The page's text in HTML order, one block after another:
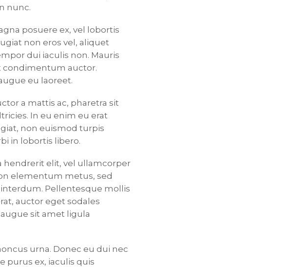
nunc.
posuere ex, vel lobortis
non eros vel, aliquet
dui iaculis non. Mauris
condimentum auctor.
eu laoreet.
a mattis ac, pharetra sit
In eu enim eu erat
non euismod turpis
in lobortis libero.
hendrerit elit, vel ullamcorper
elementum metus, sed
Pellentesque mollis
auctor eget sodales
sit amet ligula
urna. Donec eu dui nec
purus ex, iaculis quis